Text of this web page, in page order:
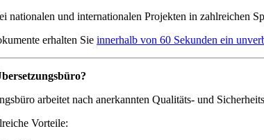
nationalen und internationalen Projekten in zahlreichen
erhalten Sie innerhalb von 60 Sekunden ein
arbeitet nach anerkannten Qualitäts- und
Vorteile: